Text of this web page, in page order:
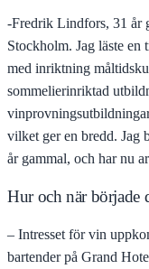
-Fredrik Lindfors, 31 år
Stockholm. Jag läste
med inriktning
sommelierinriktad
vilket ger en bredd. Jag
år gammal, och har nu
Hur och när började
– Intresset för vin
bartender på Grand